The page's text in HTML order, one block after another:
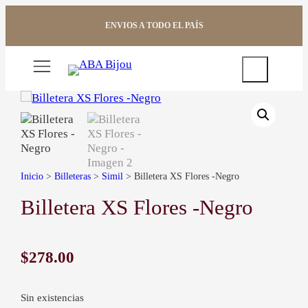
ENVIOS A TODO EL PAÍS
Inicio >Billeteras > Simil > Billetera XS Flores -Negro
Billetera XS Flores -Negro
$278.00
Sin existencias